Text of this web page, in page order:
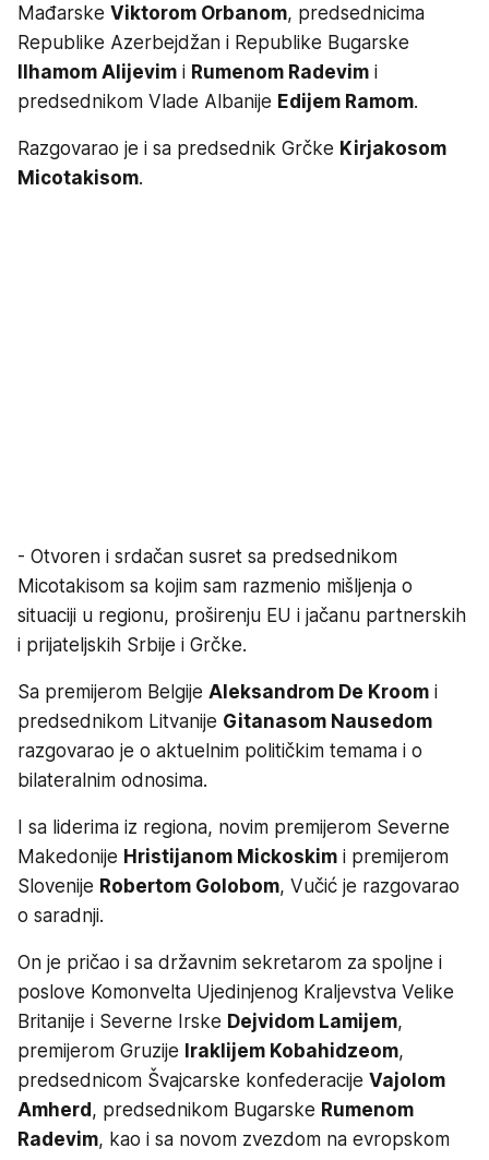
Mađarske Viktorom Orbanom, predsednicima
Republike Azerbejdžan i Republike Bugarske
Ilhamom Alijevim i Rumenom Radevim i
predsednikom Vlade Albanije Edijem Ramom.
Razgovarao je i sa predsednik Grčke Kirjakosom
Micotakisom.
- Otvoren i srdačan susret sa predsednikom
Micotakisom sa kojim sam razmenio mišljenja o
situaciji u regionu, proširenju EU i jačanu partnerskih
i prijateljskih Srbije i Grčke.
Sa premijerom Belgije Aleksandrom De Kroom i
predsednikom Litvanije Gitanasom Nausedom
razgovarao je o aktuelnim političkim temama i o
bilateralnim odnosima.
I sa liderima iz regiona, novim premijerom Severne
Makedonije Hristijanom Mickoskim i premijerom
Slovenije Robertom Golobom, Vučić je razgovarao
o saradnji.
On je pričao i sa državnim sekretarom za spoljne i
poslove Komonvelta Ujedinjenog Kraljevstva Velike
Britanije i Severne Irske Dejvidom Lamijem,
premijerom Gruzije Iraklijem Kobahidzeom,
predsednicom Švajcarske konfederacije Vajolom
Amherd, predsednikom Bugarske Rumenom
Radevim, kao i sa novom zvezdom na evropskom